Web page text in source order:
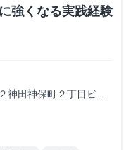
強くなる実践経験
神田神保町２丁目ビル